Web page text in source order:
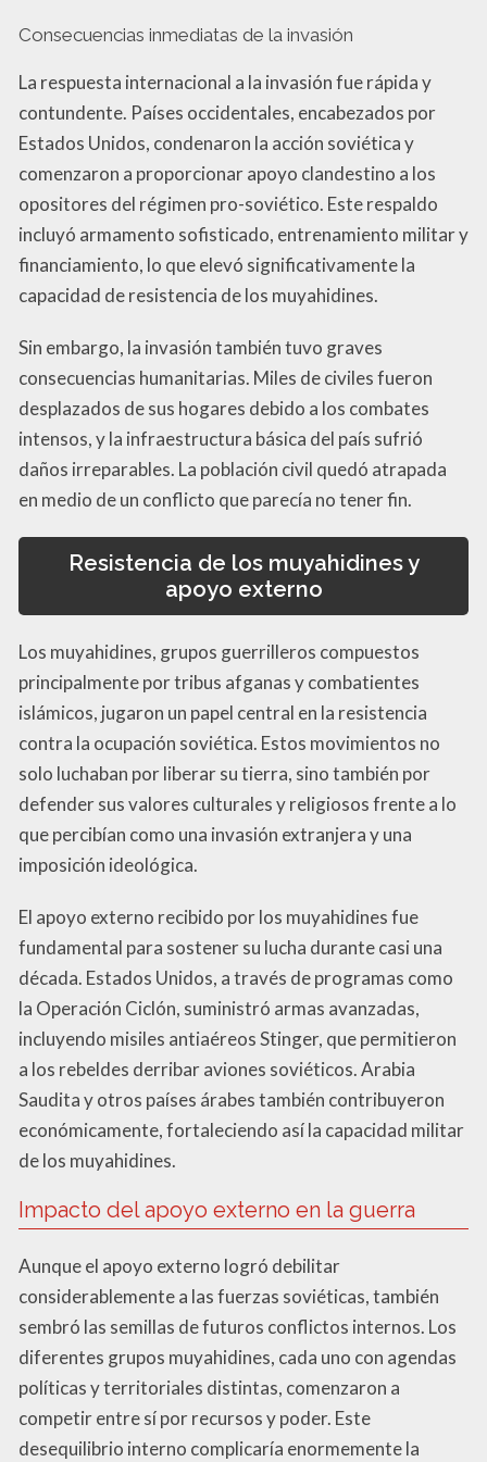
Consecuencias inmediatas de la invasión
La respuesta internacional a la invasión fue rápida y
contundente. Países occidentales, encabezados por
Estados Unidos, condenaron la acción soviética y
comenzaron a proporcionar apoyo clandestino a los
opositores del régimen pro-soviético. Este respaldo
incluyó armamento sofisticado, entrenamiento militar y
financiamiento, lo que elevó significativamente la
capacidad de resistencia de los muyahidines.
Sin embargo, la invasión también tuvo graves
consecuencias humanitarias. Miles de civiles fueron
desplazados de sus hogares debido a los combates
intensos, y la infraestructura básica del país sufrió
daños irreparables. La población civil quedó atrapada
en medio de un conflicto que parecía no tener fin.
Resistencia de los muyahidines y
apoyo externo
Los muyahidines, grupos guerrilleros compuestos
principalmente por tribus afganas y combatientes
islámicos, jugaron un papel central en la resistencia
contra la ocupación soviética. Estos movimientos no
solo luchaban por liberar su tierra, sino también por
defender sus valores culturales y religiosos frente a lo
que percibían como una invasión extranjera y una
imposición ideológica.
El apoyo externo recibido por los muyahidines fue
fundamental para sostener su lucha durante casi una
década. Estados Unidos, a través de programas como
la Operación Ciclón, suministró armas avanzadas,
incluyendo misiles antiaéreos Stinger, que permitieron
a los rebeldes derribar aviones soviéticos. Arabia
Saudita y otros países árabes también contribuyeron
económicamente, fortaleciendo así la capacidad militar
de los muyahidines.
Impacto del apoyo externo en la guerra
Aunque el apoyo externo logró debilitar
considerablemente a las fuerzas soviéticas, también
sembró las semillas de futuros conflictos internos. Los
diferentes grupos muyahidines, cada uno con agendas
políticas y territoriales distintas, comenzaron a
competir entre sí por recursos y poder. Este
desequilibrio interno complicaría enormemente la